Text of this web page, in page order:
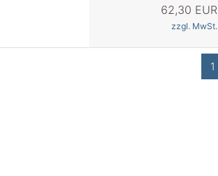
62,30 EUR
zzgl. MwSt.
1